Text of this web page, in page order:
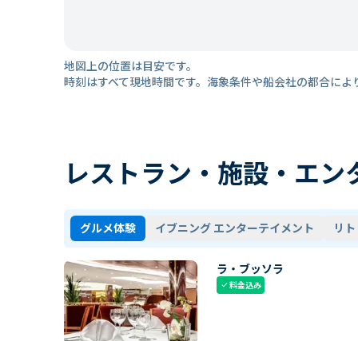
地図上の位置は目安です。
時刻はすべて現地時間です。海象条件や船会社の都合によ
レストラン・施設・エ
グルメ体験 イブニング エンターテイメント リ
ラ・ブッソラ
check料金込み